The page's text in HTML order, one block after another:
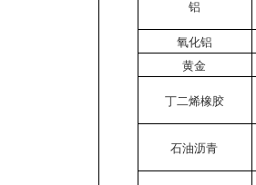
铝
氧化铝
黄金
丁二烯橡胶
石油沥青